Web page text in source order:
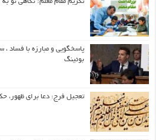
پاسخگویی و مبارزه با فساد ،
بوئینگ
تعجیل فرج: دعا برای ظهور،